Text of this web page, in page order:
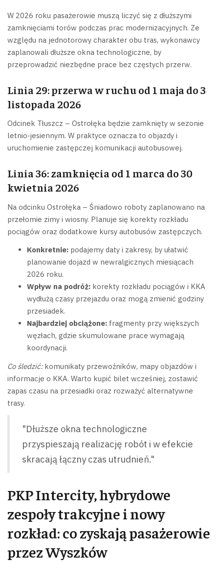
W 2026 roku pasażerowie muszą liczyć się z dłuższymi
zamknięciami torów podczas prac modernizacyjnych. Ze
względu na jednotorowy charakter obu tras, wykonawcy
zaplanowali dłuższe okna technologiczne, by
przeprowadzić niezbędne prace bez częstych przerw.
Linia 29: przerwa w ruchu od 1 maja do 3
listopada 2026
Odcinek Tłuszcz – Ostrołęka będzie zamknięty w sezonie
letnio‑jesiennym. W praktyce oznacza to objazdy i
uruchomienie zastępczej komunikacji autobusowej.
Linia 36: zamknięcia od 1 marca do 30
kwietnia 2026
Na odcinku Ostrołęka – Śniadowo roboty zaplanowano na
przełomie zimy i wiosny. Planuje się korekty rozkładu
pociągów oraz dodatkowe kursy autobusów zastępczych.
Konkretnie: podajemy daty i zakresy, by ułatwić
planowanie dojazd w newralgicznych miesiącach
2026 roku.
Wpływ na podróż: korekty rozkładu pociągów i KKA
wydłużą czasy przejazdu oraz mogą zmienić godziny
przesiadek.
Najbardziej obciążone: fragmenty przy większych
węzłach, gdzie skumulowane prace wymagają
koordynacji.
Co śledzić:komunikaty przewoźników, mapy objazdów i
informacje o KKA. Warto kupić bilet wcześniej, zostawić
zapas czasu na przesiadki oraz rozważyć alternatywne
trasy.
"Dłuższe okna technologiczne
przyspieszają realizację robót i w efekcie
skracają łączny czas utrudnień."
PKP Intercity, hybrydowe
zespoły trakcyjne i nowy
rozkład: co zyskają pasażerowie
przez Wyszków